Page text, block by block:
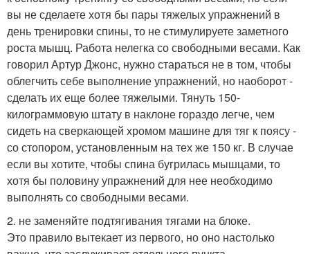
вы не сделаете хотя бы пары тяжелых упражнений в
день тренировки спины, то не стимулируете заметного
роста мышц. Работа нелегка со свободными весами. Как
говорил Артур Джонс, нужно стараться не в том, чтобы
облегчить себе выполнение упражнений, но наоборот -
сделать их еще более тяжелыми. Тянуть 150-
килограммовую штату в наклоне гораздо легче, чем
сидеть на сверкающей хромом машине для тяг к поясу -
со стопором, установленным на тех же 150 кг. В случае
если вы хотите, чтобы спина бугрилась мышцами, то
хотя бы половину упражнений для нее необходимо
выполнять со свободными весами.
2. не заменяйте подтягивания тягами на блоке.
Это правило вытекает из первого, но оно настолько